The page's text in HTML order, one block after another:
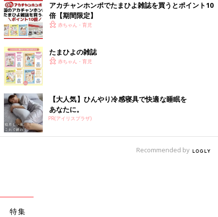
アカチャンホンポでたまひよ雑誌を買うとポイント10
倍【期間限定】
赤ちゃん・育児
たまひよの雑誌
赤ちゃん・育児
【大人気】ひんやり冷感寝具で快適な睡眠を
あなたに。
PR(アイリスプラザ)
Recommended by
特集